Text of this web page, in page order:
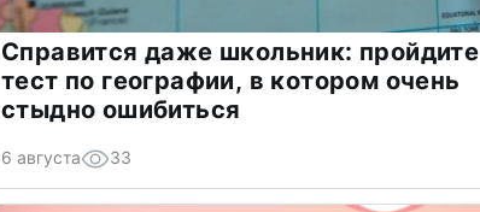
Справится даже школьник: пройдите
тест по географии, в котором очень
стыдно ошибиться
6 августа 33